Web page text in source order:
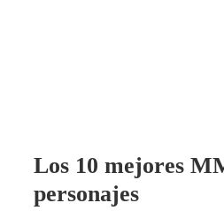
Los 10 mejores
personajes